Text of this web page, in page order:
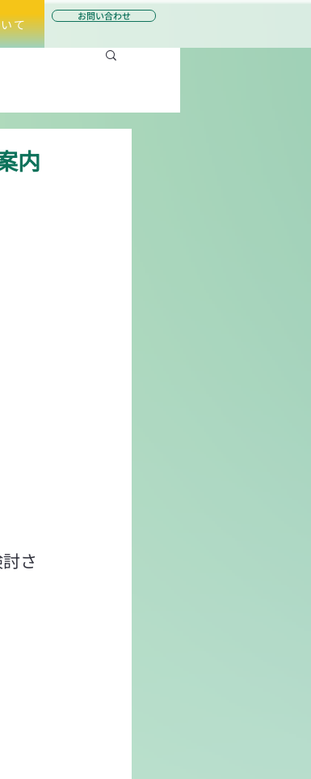
て
お問い合わせ
内
さ